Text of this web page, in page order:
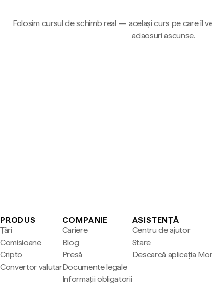
Folosim cursul de schimb real — același curs pe care îl
adaosuri ascunse.
PRODUS
Țări
Comisioane
Cripto
Convertor valutar
COMPANIE
Cariere
Blog
Presă
Documente legale
Informații obligatorii
ASISTENȚĂ
Centru de ajutor
Stare
Descarcă aplicația